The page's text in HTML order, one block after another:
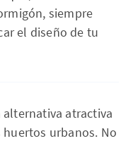
siempre
el diseño de tu
alternativa atractiva
urbanos. No